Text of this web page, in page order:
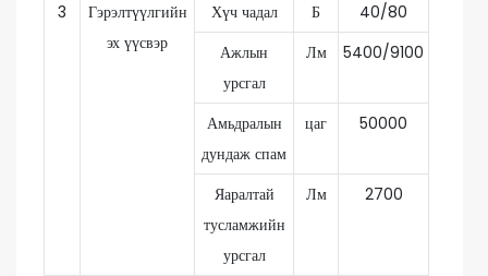
3
Гэрэлтүүлгийн
эх үүсвэр
Хүч чадал Б
40/80
Ажлын
урсгал
Лм 5400/9100
Амьдралын
дундаж спам
цаг 50000
Яаралтай
тусламжийн
урсгал
Лм 2700